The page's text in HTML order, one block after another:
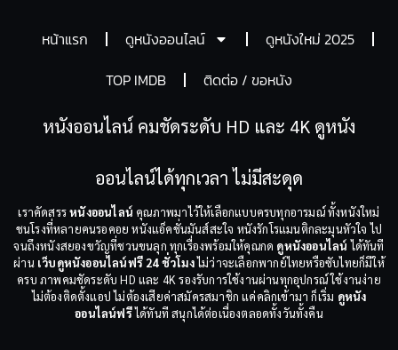
หน้าแรก ดูหนังออนไลน์
ดูหนังใหม่ 2025
TOP IMDB
ติดต่อ / ขอหนัง
หนังออนไลน์ คมชัดระดับ HD และ 4K ดูหนัง
ออนไลน์ได้ทุกเวลา ไม่มีสะดุด
เราคัดสรรหนังออนไลน์ คุณภาพมาไว้ให้เลือกแบบครบทุกอารมณ์ ทั้งหนังใหม่
ชนโรงที่หลายคนรอคอย หนังแอ็คชั่นมันส์สะใจ หนังรักโรแมนติกละมุนหัวใจ ไป
จนถึงหนังสยองขวัญที่ชวนขนลุก ทุกเรื่องพร้อมให้คุณกด ดูหนังออนไลน์ ได้ทันที
ผ่าน เว็บดูหนังออนไลน์ฟรี 24 ชั่วโมงไม่ว่าจะเลือกพากย์ไทยหรือซับไทยก็มีให้
ครบ ภาพคมชัดระดับ HD และ 4K รองรับการใช้งานผ่านทุกอุปกรณ์ ใช้งานง่าย
ไม่ต้องติดตั้งแอป ไม่ต้องเสียค่าสมัครสมาชิก แค่คลิกเข้ามา ก็เริ่ม ดูหนัง
ออนไลน์ฟรีได้ทันที สนุกได้ต่อเนื่องตลอดทั้งวันทั้งคืน